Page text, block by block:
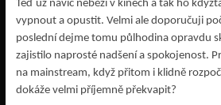
Teď už navíc neběží v kinech a tak ho
vypnout a opustit. Velmi ale doporučuji
poslední dejme tomu půlhodina opravdu
zajistilo naprosté nadšení a spokojenost.
na mainstream, když přitom i klidně
dokáže velmi příjemně překvapit?